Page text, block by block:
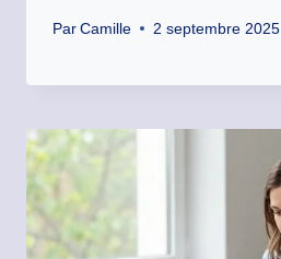
Par Camille 2 septembre 2025